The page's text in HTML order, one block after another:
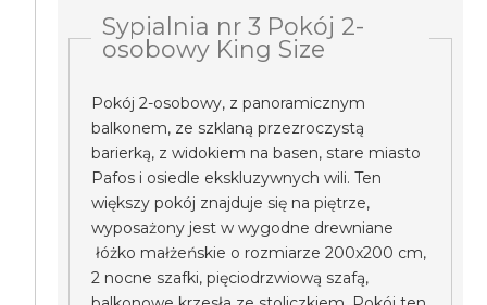
Sypialnia nr 3 Pokój 2-
osobowy King Size
Pokój 2-osobowy, z panoramicznym
balkonem, ze szklaną przezroczystą
barierką, z widokiem na basen, stare miasto
Pafos i osiedle ekskluzywnych wili. Ten
większy pokój znajduje się na piętrze,
wyposażony jest w wygodne drewniane
łóżko małżeńskie o rozmiarze 200x200 cm,
2 nocne szafki, pięciodrzwiową szafą,